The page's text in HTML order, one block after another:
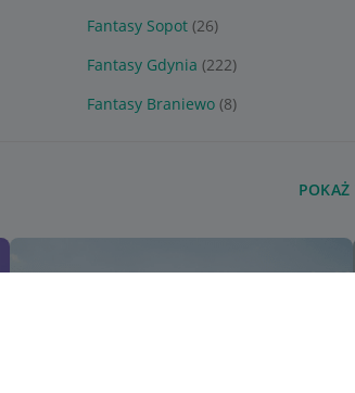
Fantasy Sopot (26)
Fantasy Gdynia (222)
Fantasy Braniewo (8)
POKAŻ